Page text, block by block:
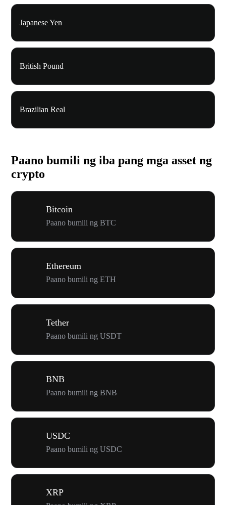
Japanese Yen
British Pound
Brazilian Real
Paano bumili ng iba pang mga asset ng
crypto
Bitcoin
Paano bumili ng BTC
Ethereum
Paano bumili ng ETH
Tether
Paano bumili ng USDT
BNB
Paano bumili ng BNB
USDC
Paano bumili ng USDC
XRP